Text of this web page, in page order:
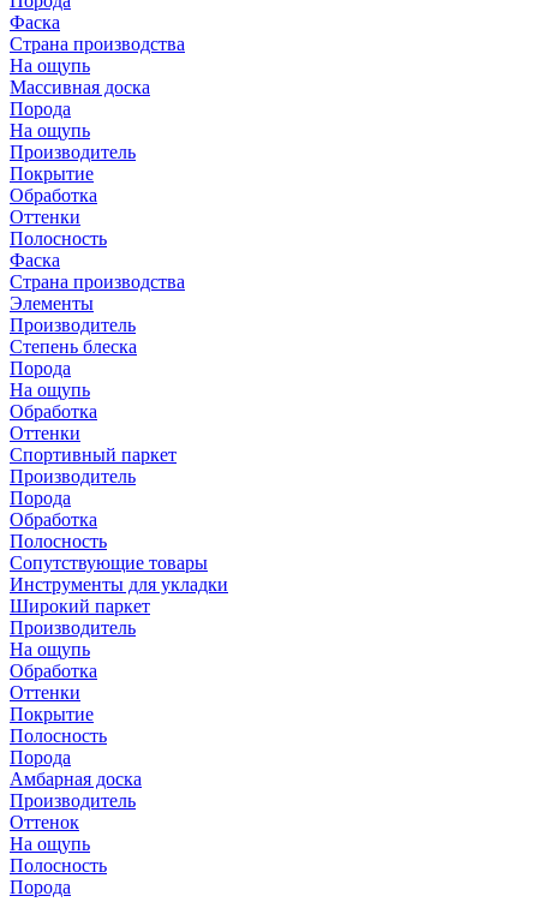
Фаска
Страна производства
На ощупь
Массивная доска
Порода
На ощупь
Производитель
Покрытие
Обработка
Оттенки
Полосность
Фаска
Страна производства
Элементы
Производитель
Степень блеска
Порода
На ощупь
Обработка
Оттенки
Спортивный паркет
Производитель
Порода
Обработка
Полосность
Сопутствующие товары
Инструменты для укладки
Широкий паркет
Производитель
На ощупь
Обработка
Оттенки
Покрытие
Полосность
Порода
Амбарная доска
Производитель
Оттенок
На ощупь
Полосность
Порода